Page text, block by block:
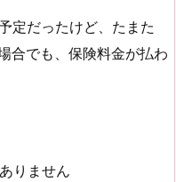
定だったけど、たまた
合でも、保険料金が払わ
りません